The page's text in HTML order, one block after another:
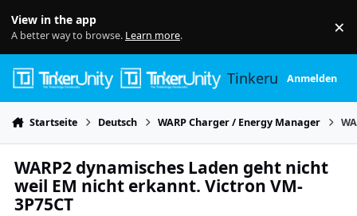
View in the app
A better way to browse. Learn more. ×
TinkerunityAnmelden
Startseite Deutsch WARP Charger / Energy Manager
WARP2 dynamisches Laden geht nicht
weil EM nicht erkannt. Victron VM-
3P75CT